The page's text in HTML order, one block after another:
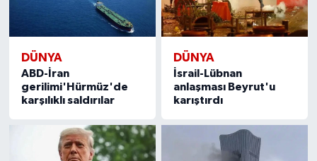
DÜNYA
ABD-İran
gerilimi'Hürmüz'de
karşılıklı saldırılar
DÜNYA
İsrail-Lübnan
anlaşması Beyrut'u
karıştırdı